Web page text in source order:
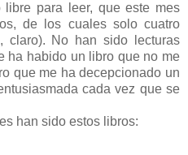
libre para leer, que este mes
de los cuales solo cuatro
claro). No han sido lecturas
ha habido un libro que no me
que me ha decepcionado un
cada vez que se
han sido estos libros: